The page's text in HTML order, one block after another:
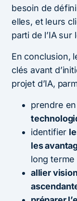
besoin de
elles, et leurs
parti de l’IA sur
En conclusion,
clés avant
projet d’IA,
prendre
identifier
les
long terme
allier